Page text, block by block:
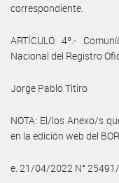
correspondiente.
ARTÍCULO 4º.-
Nacional del Registro
Jorge Pablo Titiro
NOTA: El/los Anexo/s
en la edición web del
e. 21/04/2022 N°